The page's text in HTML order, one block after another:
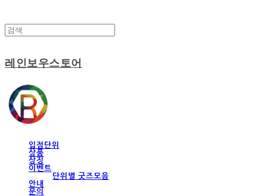
레인보우스토어
입점단위
상품
상징
이벤트
단위별 굿즈모음
안내
문의